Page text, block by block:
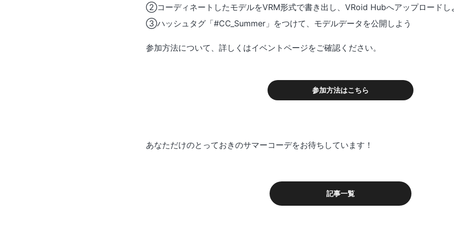
②コーディネートしたモデルをVRM形式で書き出し、VRoid Hubへアップロードし
③ハッシュタグ「#CC_Summer」をつけて、モデルデータを公開しよう
参加方法について、詳しくはイベントページをご確認ください。
参加方法はこちら
あなただけのとっておきのサマーコーデをお待ちしています！
記事一覧